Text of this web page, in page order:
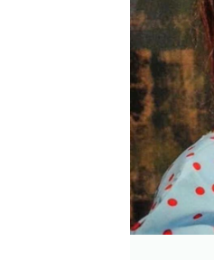
式
築
好
愜
意
｜
Klook、
KKday
購
票
9
折